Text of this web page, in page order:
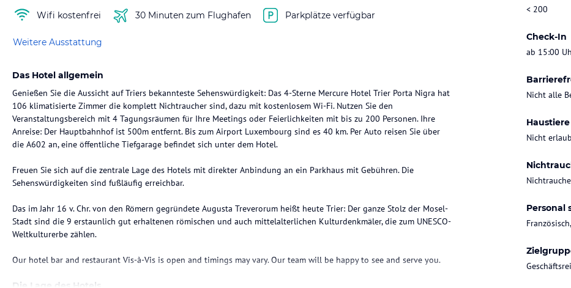
Wifi kostenfrei
30 Minuten zum Flughafen Parkplätze verfügbar
Weitere Ausstattung
< 200
Check-In
ab 15:00
Nicht alle
Haustiere
Nicht
Personal
Das Hotel allgemein
Genießen Sie die Aussicht auf Triers bekannteste Sehenswürdigkeit: Das 4-Sterne Mercure Hotel Trier Porta Nigra hat
106 klimatisierte Zimmer die komplett Nichtraucher sind, dazu mit kostenlosem Wi-Fi. Nutzen Sie den
Veranstaltungsbereich mit 4 Tagungsräumen für Ihre Meetings oder Feierlichkeiten mit bis zu 200 Personen. Ihre
Anreise: Der Hauptbahnhof ist 500m entfernt. Bis zum Airport Luxembourg sind es 40 km. Per Auto reisen Sie über
die A602 an, eine öffentliche Tiefgarage befindet sich unter dem Hotel.
Freuen Sie sich auf die zentrale Lage des Hotels mit direkter Anbindung an ein Parkhaus mit Gebühren. Die
Sehenswürdigkeiten sind fußläufig erreichbar.
Das im Jahr 16 v. Chr. von den Römern gegründete Augusta Treverorum heißt heute Trier: Der ganze Stolz der Mosel-
Stadt sind die 9 erstaunlich gut erhaltenen römischen und auch mittelalterlichen Kulturdenkmäler, die zum UNESCO-
Weltkulturerbe zählen.
Our hotel bar and restaurant Vis-à-Vis is open and timings may vary. Our team will be happy to see and serve you.
Die Lage des Hotels